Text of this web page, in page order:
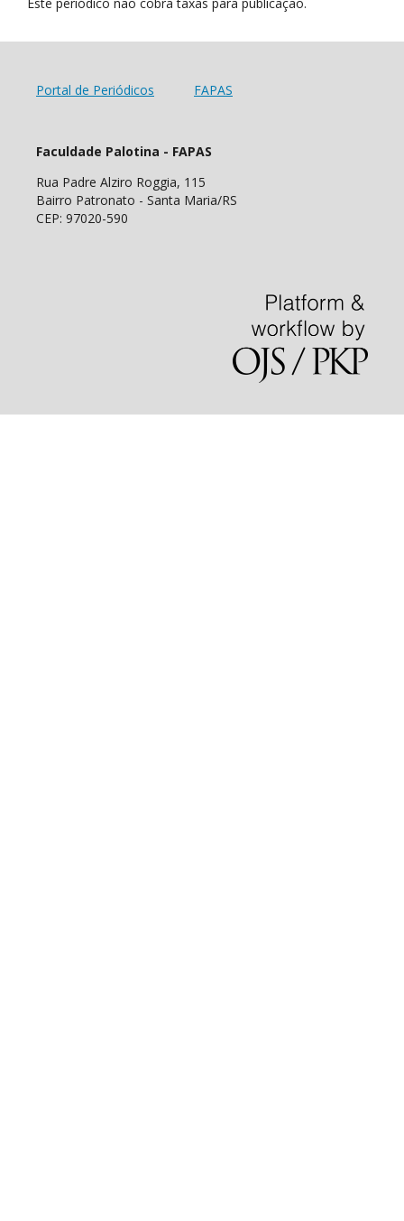
Portal de Periódicos FAPAS
Faculdade Palotina - FAPAS
Rua Padre Alziro Roggia, 115
Bairro Patronato - Santa Maria/RS
CEP: 97020-590